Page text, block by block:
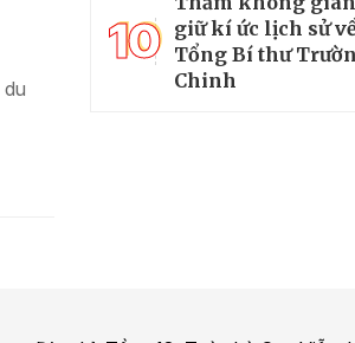
10 giữ kí ức lịch sử
Tổng Bí thư
Chinh